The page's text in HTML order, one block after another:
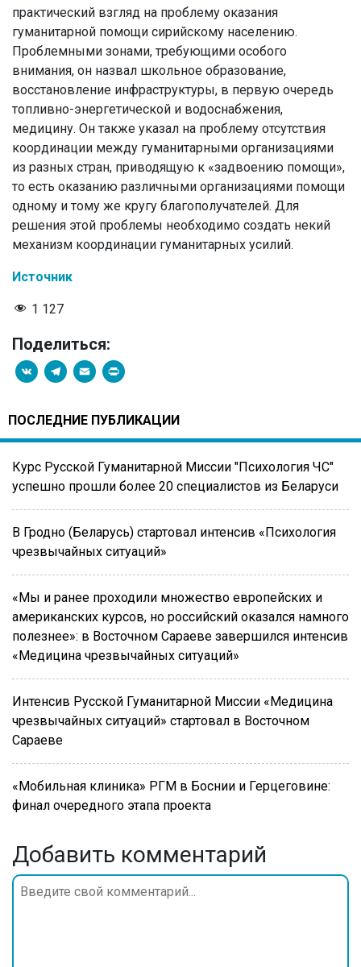
практический взгляд на проблему оказания
гуманитарной помощи сирийскому населению.
Проблемными зонами, требующими особого
внимания, он назвал школьное образование,
восстановление инфраструктуры, в первую очередь
топливно-энергетической и водоснабжения,
медицину. Он также указал на проблему отсутствия
координации между гуманитарными организациями
из разных стран, приводящую к «задвоению помощи»,
то есть оказанию различными организациями помощи
одному и тому же кругу благополучателей. Для
решения этой проблемы необходимо создать некий
механизм координации гуманитарных усилий.
Источник
1 127
Поделиться:
VK Telegram
Email
ПОСЛЕДНИЕ ПУБЛИКАЦИИ
Курс Русской Гуманитарной Миссии "Психология ЧС"
успешно прошли более 20 специалистов из Беларуси
В Гродно (Беларусь) стартовал интенсив «Психология
чрезвычайных ситуаций»
«Мы и ранее проходили множество европейских и
американских курсов, но российский оказался намного
полезнее»: в Восточном Сараеве завершился интенсив
«Медицина чрезвычайных ситуаций»
Интенсив Русской Гуманитарной Миссии «Медицина
чрезвычайных ситуаций» стартовал в Восточном
Сараеве
«Мобильная клиника» РГМ в Боснии и Герцеговине:
финал очередного этапа проекта
Добавить комментарий